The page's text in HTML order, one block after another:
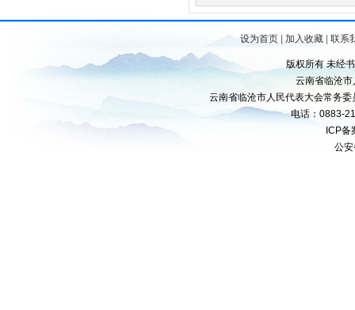
设为首页 加入收藏 联系
版权所有 未经
云南省临沧
云南省临沧市人民代表大会常务
电话：0883-
ICP备
公